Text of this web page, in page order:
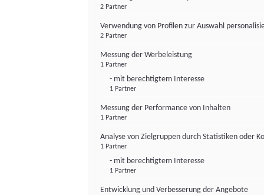
2 Partner
Verwendung von Profilen zur Auswahl
2 Partner
Messung der Werbeleistung
1 Partner
- mit berechtigtem Interesse
1 Partner
Messung der Performance von Inhalten
1 Partner
Analyse von Zielgruppen durch Statistiken oder
1 Partner
- mit berechtigtem Interesse
1 Partner
Entwicklung und Verbesserung der Angebote